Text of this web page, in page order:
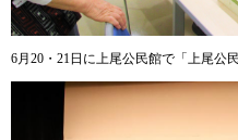
6月20・21日に上尾公民館で「上尾公